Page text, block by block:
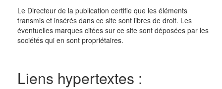
Le Directeur de la publication certifie que les éléments
transmis et insérés dans ce site sont libres de droit. Les
éventuelles marques citées sur ce site sont déposées par les
sociétés qui en sont propriétaires.
Liens hypertextes :